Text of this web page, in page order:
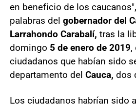
en beneficio de los
palabras del gobernador del
Larrahondo Carabalí, tras la
domingo 5 de enero de 2019,
ciudadanos que habían sido
departamento del Cauca, dos
Los ciudadanos habrían sido